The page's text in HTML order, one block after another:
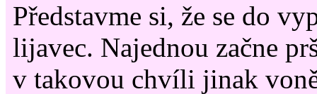
Představme si, že se do
lijavec. Najednou začne
v takovou chvíli jinak